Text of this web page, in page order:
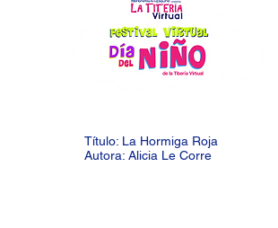
Título: La Hormiga Roja
Autora: Alicia Le Corre